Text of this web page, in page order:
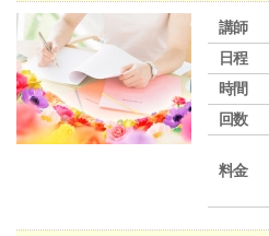
講師
日程
時間
回数
料金